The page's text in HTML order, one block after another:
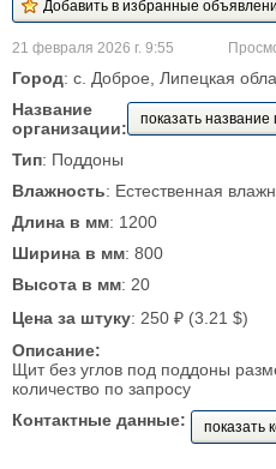
21 февраля 2026 г. 9:55
Город: с. Доброе, Липецкая
Название
организации:
показать
Тип: Поддоны
Влажность: Естественная
Длина в мм: 1200
Ширина в мм: 800
Высота в мм: 20
Цена за штуку: 250 ₽ (3.21 $)
Описание:
Щит без углов под поддоны
количество по запросу
Контактные данные:
показать